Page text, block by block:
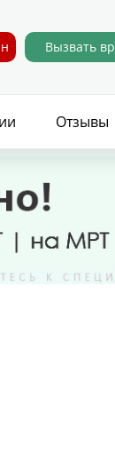
Вызвать
Отзывы